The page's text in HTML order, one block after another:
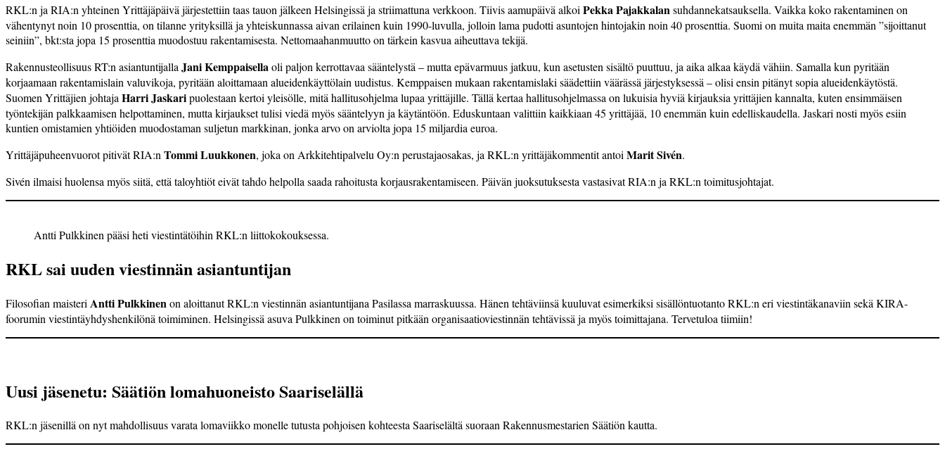
RKL:n ja RIA:n yhteinen Yrittäjäpäivä järjestettiin taas tauon jälkeen Helsingissä ja striimattuna verkkoon. Tiivis aamupäivä alkoi Pekka Pajakkalansuhdannekatsauksella. Vaikka koko rakentaminen on
vähentynyt noin 10 prosenttia, on tilanne yrityksillä ja yhteiskunnassa aivan erilainen kuin 1990-luvulla, jolloin lama pudotti asuntojen hintojakin noin 40 prosenttia. Suomi on muita maita enemmän ”sijoittanut
seiniin”, bkt:sta jopa 15 prosenttia muodostuu rakentamisesta. Nettomaahanmuutto on tärkein kasvua aiheut­tava tekijä.
Rakennusteollisuus RT:n asiantunti­jalla Jani Kemppaisellaoli paljon kerrottavaa sääntelystä – mutta epävarmuus jatkuu, kun asetusten sisältö puuttuu, ja aika alkaa käydä vähiin. Samalla kun pyritään
korjaamaan rakentamislain valuvikoja, pyritään aloittamaan alueidenkäyttölain uudistus. Kemppaisen mukaan rakentamislaki säädettiin väärässä järjestyksessä – olisi ensin pitänyt sopia alueidenkäytöstä.
Suomen Yrittäjien johtaja Harri Jaskaripuolestaan kertoi yleisölle, mitä hallitusohjelma lupaa yrittäjille. Tällä kertaa hallitusohjelmassa on lukuisia hyviä kirjauksia yrittäjien kannalta, kuten ensimmäisen
työntekijän palkkaamisen helpottaminen, mutta kirjaukset tulisi viedä myös sääntelyyn ja käytäntöön. Eduskuntaan valittiin kaikkiaan 45 yrittäjää, 10 enemmän kuin edelliskaudella. Jaskari nosti myös esiin
kuntien omistamien yhtiöiden muodostaman suljetun markkinan, jonka arvo on arviolta jopa 15 miljardia euroa.
Yrittäjäpuheenvuorot pitivät RIA:n Tommi Luukkonen, joka on Arkkitehti­palvelu Oy:n perustajaosakas, ja RKL:n yrittäjäkommentit antoi Marit Sivén.
Sivén ilmaisi huolensa myös siitä, että ­taloyhtiöt eivät tahdo helpolla saada rahoitusta korjausrakentamiseen. Päivän juoksu­tuksesta vastasivat RIA:n ja RKL:n toimitusjohtajat.
Antti Pulkkinen pääsi heti viestintätöihin RKL:n liittokokouksessa.
RKL sai uuden viestinnän asiantuntijan
Filosofian maisteri Antti Pulkkinenon aloittanut RKL:n viestinnän asiantuntijana Pasilassa marraskuussa. Hänen tehtä­viin­sä kuuluvat esimerkiksi sisäl­löntuotanto­ RKL:n eri viestin­tä­­­kanaviin sekä­ KIRA-
foorumin viestintä­yhdyshenkilönä toimiminen. Helsingissä asuva Pulkkinen on toiminut pitkään organisaatioviestinnän tehtävissä ja myös toimit­tajana. Tervetuloa tiimiin!
Uusi jäsenetu: Säätiön lomahuoneisto Saariselällä
RKL:n jäsenillä on nyt mahdollisuus varata lomaviikko monelle ­tutusta pohjoisen kohteesta Saari­selältä suoraan Rakennusmesta­rien Säätiön kautta.